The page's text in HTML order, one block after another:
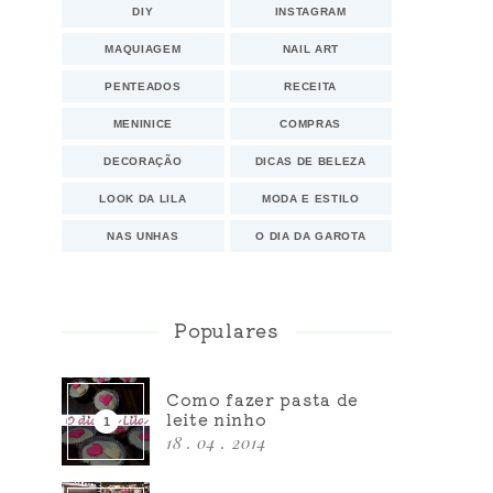
DIY INSTAGRAM
MAQUIAGEM NAIL ART
PENTEADOS RECEITA
MENINICE COMPRAS
DECORAÇÃO DICAS DE BELEZA
LOOK DA LILA MODA E ESTILO
NAS UNHAS O DIA DA GAROTA
Populares
Como fazer pasta de
leite ninho
18 . 04 . 2014